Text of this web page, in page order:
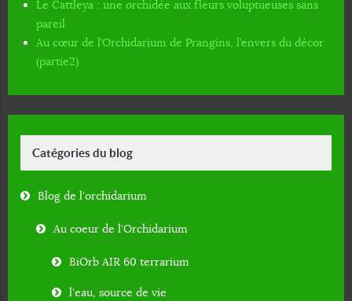
Le Cattleya : une orchidée aux fleurs voluptueuses sans
pareil
Au cœur de l’Orchidarium de Prangins, l’envers du décor
(partie2)
Catégories du blog
Blog de l'orchidarium
Au coeur de l'Orchidarium
BiOrb AIR 60 terrarium
l'eau, source de vie